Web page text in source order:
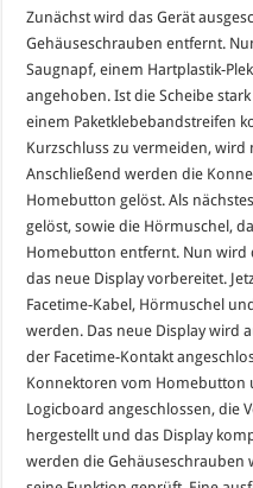
Zunächst wird das Gerät
Gehäuseschrauben entfernt.
Saugnapf, einem Hartplastik-
angehoben. Ist die Scheibe
einem Paketklebebandstreifen
Kurzschluss zu vermeiden,
Anschließend werden die
Homebutton gelöst. Als
gelöst, sowie die Hörmuschel,
Homebutton entfernt. Nun wird
das neue Display vorbereitet.
Facetime-Kabel, Hörmuschel
werden. Das neue Display wird
der Facetime-Kontakt
Konnektoren vom Homebutton
Logicboard angeschlossen, die
hergestellt und das Display
werden die Gehäuseschrauben